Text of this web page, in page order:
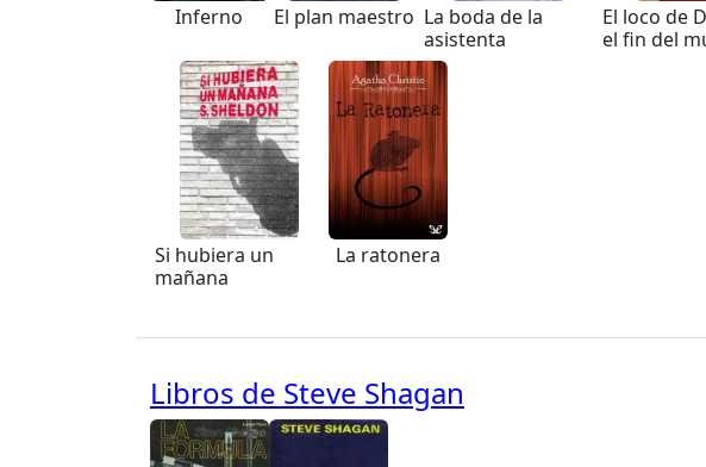
Inferno El plan maestro La boda de la
asistenta
El loco de
el fin del
Si hubiera un
mañana
La ratonera
Libros de Steve Shagan